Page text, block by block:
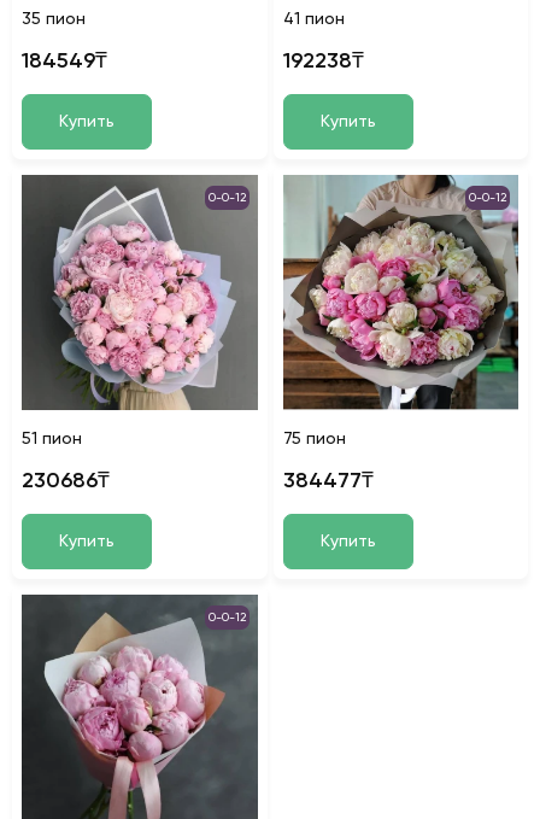
35 пион
184549₸
Купить
41 пион
192238₸
Купить
0-0-12
51 пион
230686₸
Купить
0-0-12
75 пион
384477₸
Купить
0-0-12